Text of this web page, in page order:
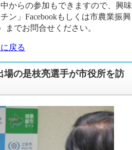
からの参加もできますので、興味
ン」Facebookもしくは市農業振興
までお問合せください。
戻る
場の是枝亮選手が市役所を訪